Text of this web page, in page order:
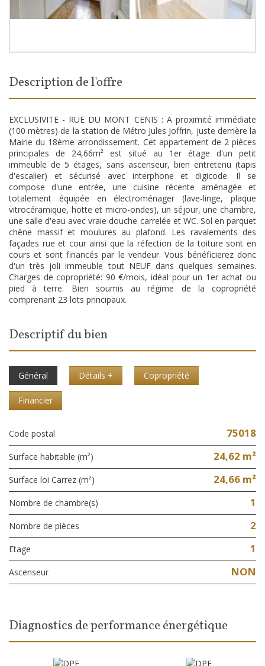
description de l'offre
EXCLUSIVITE - RUE DU MONT CENIS : A proximité immédiate
(100 mètres) de la station de Métro Jules Joffrin, juste derrière la
Mairie du 18ème arrondissement. Cet appartement de 2 pièces
principales de 24,66m² est situé au 1er étage d'un petit
immeuble de 5 étages, sans ascenseur, bien entretenu (tapis
d'escalier) et sécurisé avec interphone et digicode. Il se
compose d'une entrée, une cuisine récente aménagée et
totalement équipée en électroménager (lave-linge, plaque
vitrocéramique, hotte et micro-ondes), un séjour, une chambre,
une salle d'eau avec vraie douche carrelée et WC. Sol en parquet
chêne massif et moulures au plafond. Les ravalements des
façades rue et cour ainsi que la réfection de la toiture sont en
cours et sont financés par le vendeur. Vous bénéficierez donc
d'un très joli immeuble tout NEUF dans quelques semaines.
Charges de copropriété: 90 €/mois, idéal pour un 1er achat ou
pied à terre. Bien soumis au régime de la copropriété
comprenant 23 lots principaux.
descriptif du bien
Général Détails + Copropriété
Financier
Code postal 75018
Surface habitable (m²) 24,62 m²
Surface loi Carrez (m²) 24,66 m²
Nombre de chambre(s) 1
Nombre de pièces 2
Etage 1
Ascenseur NON
diagnostics de performance énergétique